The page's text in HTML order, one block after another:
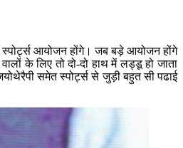
स्पोर्ट्स आयोजन होंगे। जब बड़े आयोजन होंगे
के लिए तो दो-दो हाथ में लड्डू हो जाता
समेत स्पोर्ट्स से जुड़ी बहुत सी पढाई